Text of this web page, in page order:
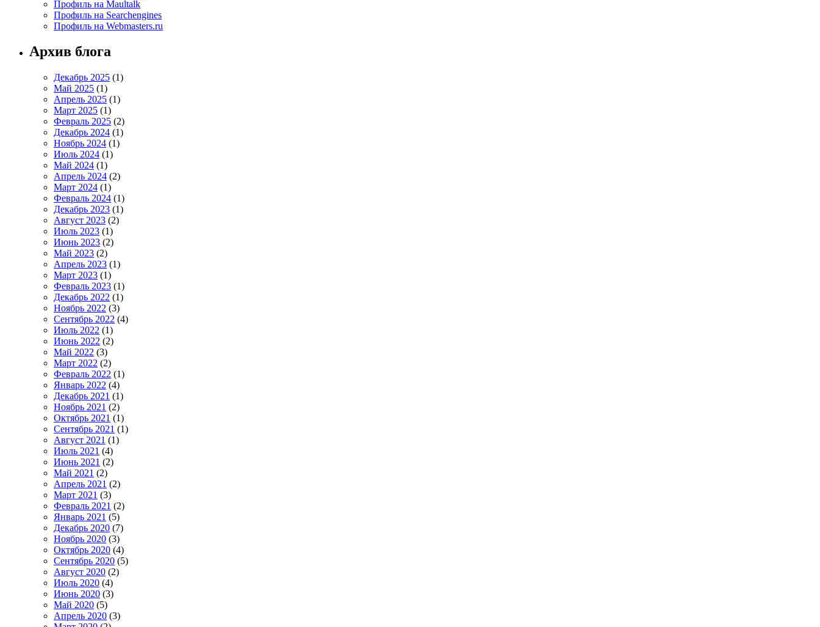
Профиль на Maultalk
Профиль на Searchengines
Профиль на Webmasters.ru
Архив блога
Декабрь 2025 (1)
Май 2025 (1)
Апрель 2025 (1)
Март 2025 (1)
Февраль 2025 (2)
Декабрь 2024 (1)
Ноябрь 2024 (1)
Июль 2024 (1)
Май 2024 (1)
Апрель 2024 (2)
Март 2024 (1)
Февраль 2024 (1)
Декабрь 2023 (1)
Август 2023 (2)
Июль 2023 (1)
Июнь 2023 (2)
Май 2023 (2)
Апрель 2023 (1)
Март 2023 (1)
Февраль 2023 (1)
Декабрь 2022 (1)
Ноябрь 2022 (3)
Сентябрь 2022 (4)
Июль 2022 (1)
Июнь 2022 (2)
Май 2022 (3)
Март 2022 (2)
Февраль 2022 (1)
Январь 2022 (4)
Декабрь 2021 (1)
Ноябрь 2021 (2)
Октябрь 2021 (1)
Сентябрь 2021 (1)
Август 2021 (1)
Июль 2021 (4)
Июнь 2021 (2)
Май 2021 (2)
Апрель 2021 (2)
Март 2021 (3)
Февраль 2021 (2)
Январь 2021 (5)
Декабрь 2020 (7)
Ноябрь 2020 (3)
Октябрь 2020 (4)
Сентябрь 2020 (5)
Август 2020 (2)
Июль 2020 (4)
Июнь 2020 (3)
Май 2020 (5)
Апрель 2020 (3)